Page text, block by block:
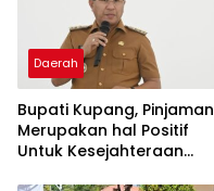
Daerah
Bupati Kupang, Pinjaman
Merupakan hal Positif
Untuk Kesejahteraan